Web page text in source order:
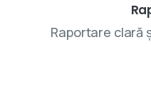
Raportare clară